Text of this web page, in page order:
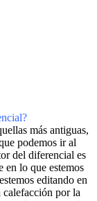
más antiguas,
podemos ir al
del diferencial es
en lo que estemos
editando en
calefacción por la